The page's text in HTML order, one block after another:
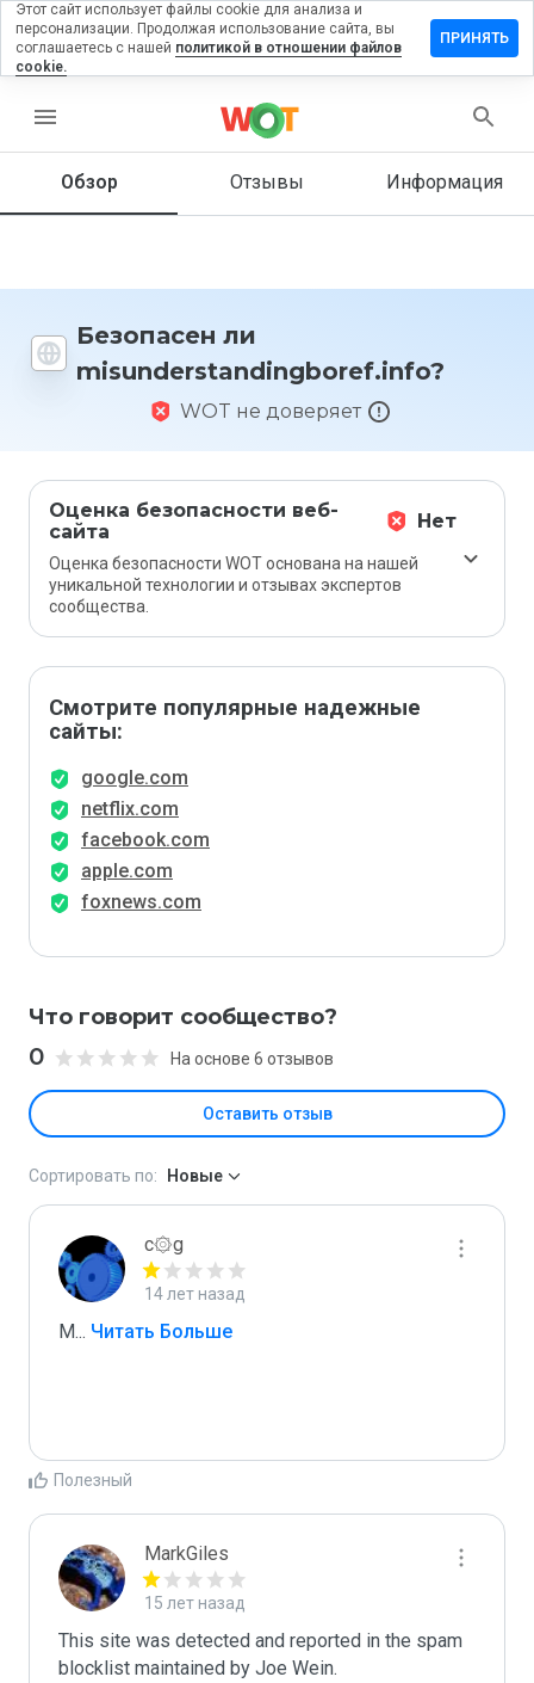
menu
Обзор Отзывы Информация
Безопасен ли
misunderstandingboref.info?
WOT не доверяет
Оценка безопасности веб-
сайта
Нет
Оценка безопасности WOT основана на нашей
уникальной технологии и отзывах экспертов
сообщества.
Смотрите популярные надежные
сайты:
google.com
netflix.com
facebook.com
apple.com
foxnews.com
Что говорит сообщество?
0 На основе 6 отзывов
Оставить отзыв
на
вы
сайт от
Сортировать по: Новые
c۞g
14 лет назад
M... Читать Больше
Полезный
MarkGiles
15 лет назад
This site was detected and reported in the spam
blocklist maintained by Joe Wein.
Этот сайт использует файлы cookie для анализа и
персонализации. Продолжая использование сайта, вы
соглашаетесь с нашей политикой в отношении файлов
cookie.
ПРИНЯТЬ